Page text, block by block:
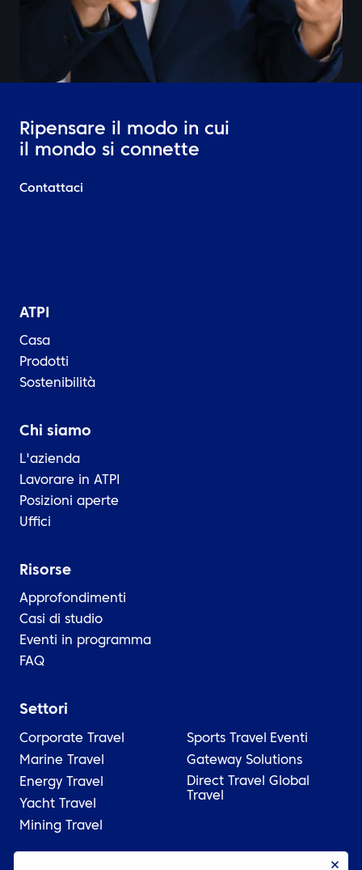
Ripensare il modo in cui
il mondo si connette
Contattaci
ATPI
Casa
Prodotti
Sostenibilità
Chi siamo
L'azienda
Lavorare in ATPI
Posizioni aperte
Uffici
Risorse
Approfondimenti
Casi di studio
Eventi in programma
FAQ
Settori
Corporate Travel
Marine Travel
Energy Travel
Yacht Travel
Mining Travel
Sports Travel
Eventi
Gateway Solutions
Direct Travel Global
Travel